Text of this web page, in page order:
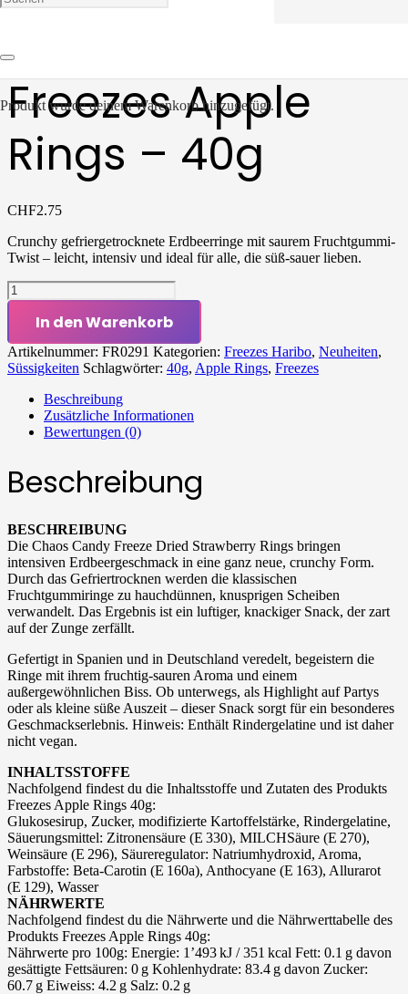
Produktwurde deinem Warenkorb hinzugefügt.
Freezes Apple
Rings – 40g
CHF2.75
Crunchy gefriergetrocknete Erdbeerringe mit saurem Fruchtgummi-
Twist – leicht, intensiv und ideal für alle, die süß-sauer lieben.
Freezes
Apple
Rings
-
40g
Menge
In den Warenkorb
Artikelnummer: FR0291 Kategorien: Freezes Haribo, Neuheiten,
Süssigkeiten Schlagwörter: 40g, Apple Rings, Freezes
Beschreibung
Zusätzliche Informationen
Bewertungen (0)
Beschreibung
BESCHREIBUNG
Die Chaos Candy Freeze Dried Strawberry Rings bringen
intensiven Erdbeergeschmack in eine ganz neue, crunchy Form.
Durch das Gefriertrocknen werden die klassischen
Fruchtgummiringe zu hauchdünnen, knusprigen Scheiben
verwandelt. Das Ergebnis ist ein luftiger, knackiger Snack, der zart
auf der Zunge zerfällt.
Gefertigt in Spanien und in Deutschland veredelt, begeistern die
Ringe mit ihrem fruchtig-sauren Aroma und einem
außergewöhnlichen Biss. Ob unterwegs, als Highlight auf Partys
oder als kleine süße Auszeit – dieser Snack sorgt für ein besonderes
Geschmackserlebnis. Hinweis: Enthält Rindergelatine und ist daher
nicht vegan.
INHALTSSTOFFE
Nachfolgend findest du die Inhaltsstoffe und Zutaten des Produkts
Freezes Apple Rings 40g:
Glukosesirup, Zucker, modifizierte Kartoffelstärke, Rindergelatine,
Säuerungsmittel: Zitronensäure (E 330), MILCHSäure (E 270),
Weinsäure (E 296), Säureregulator: Natriumhydroxid, Aroma,
Farbstoffe: Beta‑Carotin (E 160a), Anthocyane (E 163), Allurarot
(E 129), Wasser
NÄHRWERTE
Nachfolgend findest du die Nährwerte und die Nährwerttabelle des
Produkts Freezes Apple Rings 40g:
Nährwerte pro 100g: Energie: 1’493 kJ / 351 kcal Fett: 0.1 g davon
gesättigte Fettsäuren: 0 g Kohlenhydrate: 83.4 g davon Zucker:
60.7 g Eiweiss: 4.2 g Salz: 0.2 g